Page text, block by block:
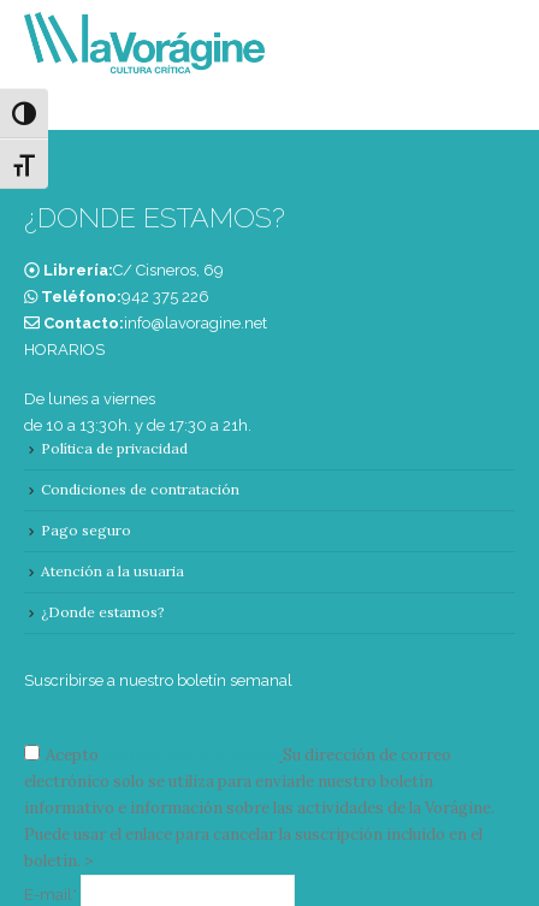
Alternar alto contraste
Alternar tamaño de letra
¿DONDE ESTAMOS?
Librería:C/ Cisneros, 69
Teléfono:‭942 375 226‬
Contacto:info@lavoragine.net
HORARIOS
De lunes a viernes
de 10 a 13:30h. y de 17:30 a 21h.
Política de privacidad
Condiciones de contratación
Pago seguro
Atención a la usuaria
¿Donde estamos?
Suscribirse a nuestro boletín semanal
Acepto
Su dirección de correo
electrónico solo se utiliza para enviarle nuestro boletín
informativo e información sobre las actividades de la Vorágine.
Puede usar el enlace para cancelar la suscripción incluido en el
boletín. >
E-mail*